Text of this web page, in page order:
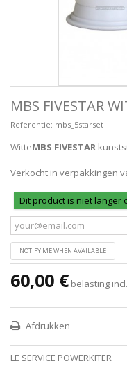
MBS FIVESTAR
Referentie: mbs_5starset
WitteMBS FIVESTAR
Verkocht in verpakkingen
Dit product is niet langer
NOTIFY ME WHEN AVAILABLE
60,00 € belasting incl.
Afdrukken
LE SERVICE POWERKITER